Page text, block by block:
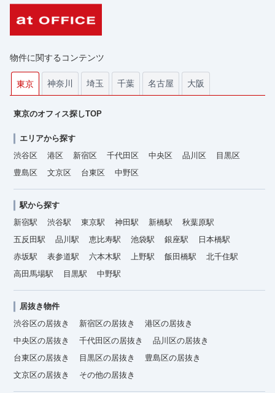
物件に関するコンテンツ
東京 神奈川 埼玉 千葉 名古屋 大阪
東京のオフィス探しTOP
エリアから探す
渋谷区
港区 新宿区 千代田区 中央区 品川区
目黒区
豊島区
文京区 台東区 中野区
駅から探す
新宿駅
渋谷駅 東京駅 神田駅 新橋駅
秋葉原駅
五反田駅
品川駅 恵比寿駅 池袋駅 銀座駅
日本橋駅
赤坂駅
表参道駅 六本木駅 上野駅 飯田橋駅
北千住駅
高田馬場駅
目黒駅 中野駅
居抜き物件
渋谷区の居抜き
新宿区の居抜き
港区の居抜き
中央区の居抜き
千代田区の居抜き
品川区の居抜き
台東区の居抜き
目黒区の居抜き
豊島区の居抜き
文京区の居抜き
その他の居抜き